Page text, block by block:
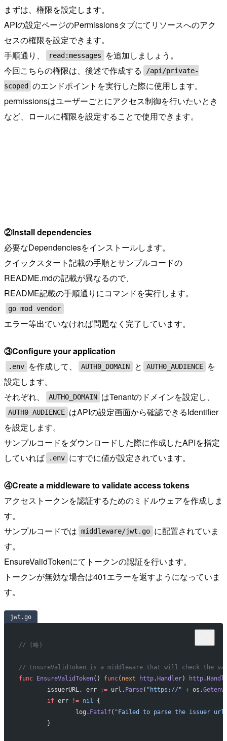
まずは、権限を設定します。
APIの設定ページのPermissionsタブにてリソースへのアク
セスの権限を設定できます。
手順通り、
read:messages
を追加しましょう。
今回こちらの権限は、後述で作成する
/api/private-
scoped
のエンドポイントを実行した際に使用します。
permissionsはユーザーごとにアクセス制御を行いたいとき
など、ロールに権限を設定することで使用できます。
②Install dependencies
必要なDependenciesをインストールします。
クイックスタート記載の手順とサンプルコードの
README.mdの記載が異なるので、
README記載の手順通りにコマンドを実行します。
go mod vendor
エラー等出ていなければ問題なく完了しています。
③Configure your application
.env を作成して、 AUTH0_DOMAIN と AUTH0_AUDIENCE
を
設定します。
それぞれ、
AUTH0_DOMAIN はTenantのドメインを設定し、
AUTH0_AUDIENCE はAPIの設定画面から確認できるIdentifier
を設定します。
サンプルコードをダウンロードした際に作成したAPIを指定
していれば
.env にすでに値が設定されています。
④Create a middleware to validate access tokens
アクセストークンを認証するためのミドルウェアを作成しま
す。
サンプルコードでは middleware/jwt.go に配置されていま
す。
EnsureValidTokenにてトークンの認証を行います。
トークンが無効な場合は401エラーを返すようになっていま
す。
jwt.go
// (略)
// EnsureValidToken is a middleware that will check the
func EnsureValidToken() func( next http.Handler) http.
	issuerURL, err
:= url. Parse( "https://" + os.Getenv
	if
err != nil
{
		log.
Fatalf( "Failed to parse the issuer
	}